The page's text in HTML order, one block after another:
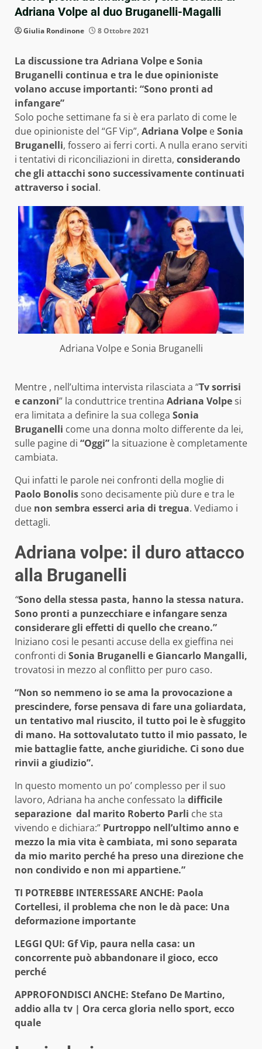
Adriana Volpe al duo Bruganelli-Magalli
Giulia Rondinone 8 Ottobre 2021
La discussione tra Adriana Volpe e Sonia
Bruganelli continua e tra le due opinioniste
volano accuse importanti: “Sono pronti ad
infangare”
Solo poche settimane fa si è era parlato di come le
due opinioniste del “GF Vip”, Adriana Volpe eSonia
Bruganelli, fossero ai ferri corti. A nulla erano serviti
i tentativi di riconciliazioni in diretta, considerando
che gli attacchi sono successivamente continuati
attraverso i social.
Adriana Volpe e Sonia Bruganelli
Mentre , nell’ultima intervista rilasciata a “Tv sorrisi
e canzoni” la conduttrice trentina Adriana Volpesi
era limitata a definire la sua collega Sonia
Bruganelli come una donna molto differente da lei,
sulle pagine di “Oggi” la situazione è completamente
cambiata.
Qui infatti le parole nei confronti della moglie di
Paolo Bonolissono decisamente più dure e tra le
due non sembra esserci aria di tregua. Vediamo i
dettagli.
Adriana volpe: il duro attacco
alla Bruganelli
“Sono della stessa pasta, hanno la stessa natura.
Sono pronti a punzecchiare e infangare senza
considerare gli effetti di quello che creano.”
Iniziano cosi le pesanti accuse della ex gieffina nei
confronti di Sonia Bruganelli e Giancarlo Mangalli,
trovatosi in mezzo al conflitto per puro caso.
“Non so nemmeno io se ama la provocazione a
prescindere, forse pensava di fare una goliardata,
un tentativo mal riuscito, il tutto poi le è sfuggito
di mano. Ha sottovalutato tutto il mio passato, le
mie battaglie fatte, anche giuridiche. Ci sono due
rinvii a giudizio”.
In questo momento un po’ complesso per il suo
lavoro, Adriana ha anche confessato la difficile
separazione dal marito Roberto Parli che sta
vivendo e dichiara:” Purtroppo nell’ultimo anno e
mezzo la mia vita è cambiata, mi sono separata
da mio marito perché ha preso una direzione che
non condivido e non mi appartiene.”
TI POTREBBE INTERESSARE ANCHE: Paola
Cortellesi, il problema che non le dà pace: Una
deformazione importante
LEGGI QUI: Gf Vip, paura nella casa: un
concorrente può abbandonare il gioco, ecco
perché
APPROFONDISCI ANCHE: Stefano De Martino,
addio alla tv | Ora cerca gloria nello sport, ecco
quale